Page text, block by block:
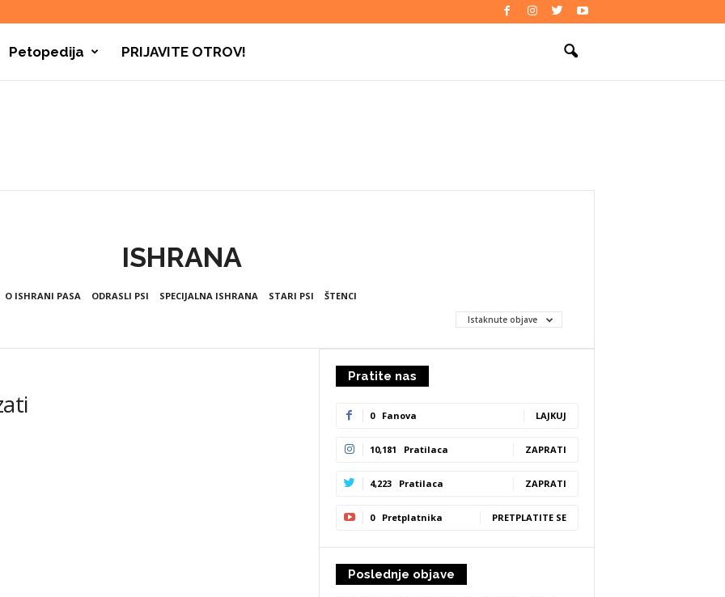
Petopedija PRIJAVITE OTROV!
Istaknute objave
ISHRANA
O ISHRANI PASA ODRASLI PSI SPECIJALNA ISHRANA STARI PSI ŠTENCI
Pratite nas
0 Fanova LAJKUJ
10,181 Pratilaca ZAPRATI
4,223 Pratilaca ZAPRATI
0 Pretplatnika PRETPLATITE SE
Poslednje objave